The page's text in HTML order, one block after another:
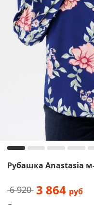
Рубашка Anastasia
6 920 3 864 руб